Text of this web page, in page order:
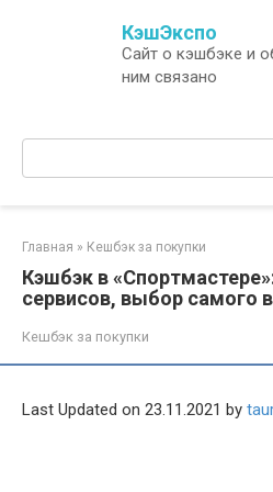
КэшЭкспо
Сайт о кэшбэке и
ним связано
Поиск:
Главная » Кешбэк за покупки
Кэшбэк в
сервисов, выбор самого
Кешбэк за покупки
Last Updated on 23.11.2021 by